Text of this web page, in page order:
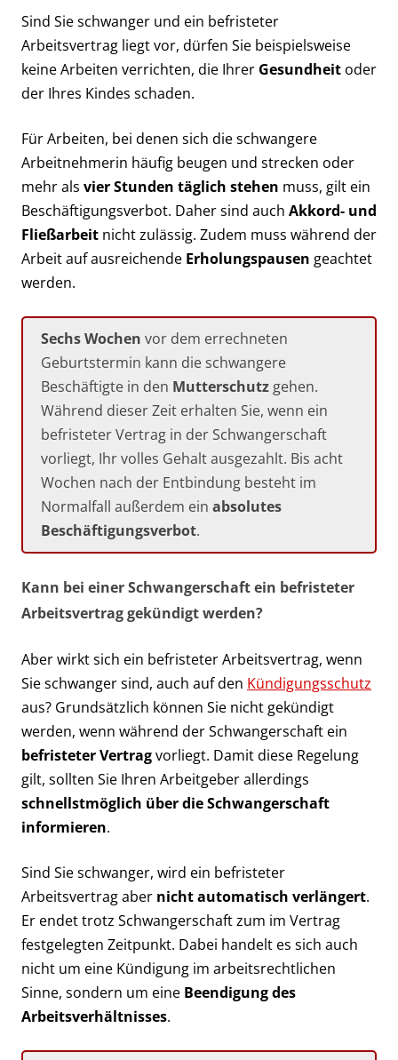
Sind Sie schwanger und ein befristeter
Arbeitsvertrag liegt vor, dürfen Sie beispielsweise
keine Arbeiten verrichten, die Ihrer Gesundheit oder
der Ihres Kindes schaden.
Für Arbeiten, bei denen sich die schwangere
Arbeitnehmerin häufig beugen und strecken oder
mehr als vier Stunden täglich stehen muss, gilt ein
Beschäftigungsverbot. Daher sind auch Akkord- und
Fließarbeit nicht zulässig. Zudem muss während der
Arbeit auf ausreichende Erholungspausen geachtet
werden.
Sechs Wochen vor dem errechneten
Geburtstermin kann die schwangere
Beschäftigte in den Mutterschutz gehen.
Während dieser Zeit erhalten Sie, wenn ein
befristeter Vertrag in der Schwangerschaft
vorliegt, Ihr volles Gehalt ausgezahlt. Bis acht
Wochen nach der Entbindung besteht im
Normalfall außerdem ein absolutes
Beschäftigungsverbot.
Kann bei einer Schwangerschaft ein befristeter
Arbeitsvertrag gekündigt werden?
Aber wirkt sich ein befristeter Arbeitsvertrag, wenn
Sie schwanger sind, auch auf den Kündigungsschutz
aus? Grundsätzlich können Sie nicht gekündigt
werden, wenn während der Schwangerschaft ein
befristeter Vertragvorliegt. Damit diese Regelung
gilt, sollten Sie Ihren Arbeitgeber allerdings
schnellstmöglich über die Schwangerschaft
informieren.
Sind Sie schwanger, wird ein befristeter
Arbeitsvertrag aber nicht automatisch verlängert.
Er endet trotz Schwangerschaft zum im Vertrag
festgelegten Zeitpunkt. Dabei handelt es sich auch
nicht um eine Kündigung im arbeitsrechtlichen
Sinne, sondern um eine Beendigung des
Arbeitsverhältnisses.